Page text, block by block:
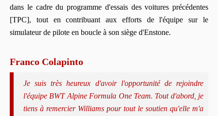
dans le cadre du programme d'essais des voitures précédentes
[TPC], tout en contribuant aux efforts de l'équipe sur le
simulateur de pilote en boucle à son siège d'Enstone.
Franco Colapinto
Je suis très heureux d'avoir l'opportunité de rejoindre
l'équipe BWT Alpine Formula One Team. Tout d'abord, je
tiens à remercier Williams pour tout le soutien qu'elle m'a